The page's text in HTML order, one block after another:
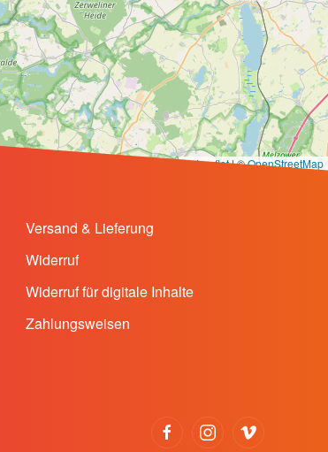
Leaflet|©OpenStreetMap
Versand & Lieferung
Widerruf
Widerruf für digitale Inhalte
Zahlungsweisen